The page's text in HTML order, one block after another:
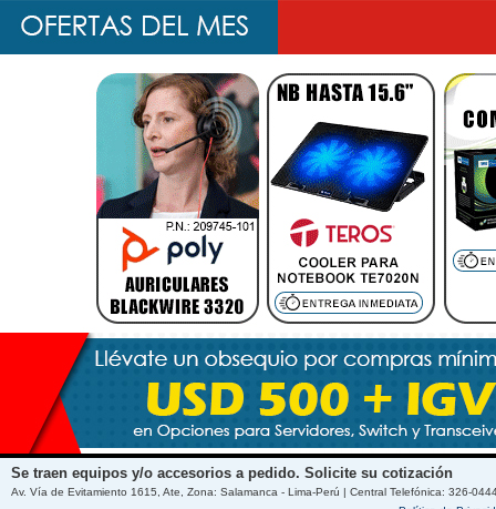
Se traen equipos y/o accesorios a pedido. Solicite su cotización
Av. Vía de Evitamiento 1615, Ate, Zona: Salamanca - Lima-Perú | Central Telefónica: 326-